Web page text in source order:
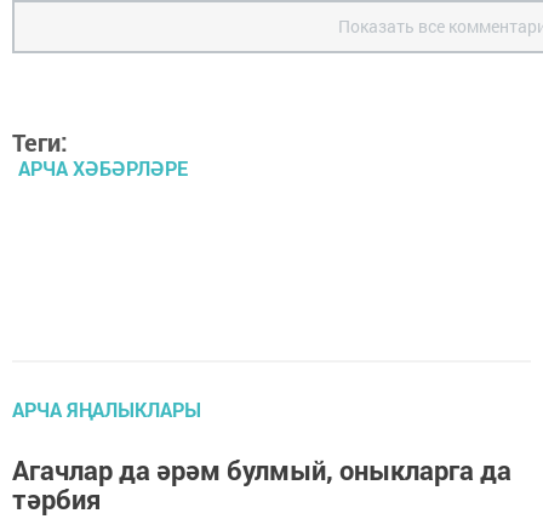
Показать все
Теги:
АРЧА ХӘБӘРЛӘРЕ
АРЧА ЯҢАЛЫКЛАРЫ
Агачлар да әрәм булмый, оныкларга да
тәрбия